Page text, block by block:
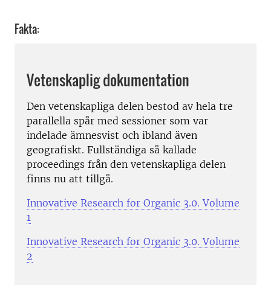
Fakta:
Vetenskaplig dokumentation
Den vetenskapliga delen bestod av hela tre
parallella spår med sessioner som var
indelade ämnesvist och ibland även
geografiskt. Fullständiga så kallade
proceedings från den vetenskapliga delen
finns nu att tillgå.
Innovative Research for Organic 3.0. Volume
1
Innovative Research for Organic 3.0. Volume
2